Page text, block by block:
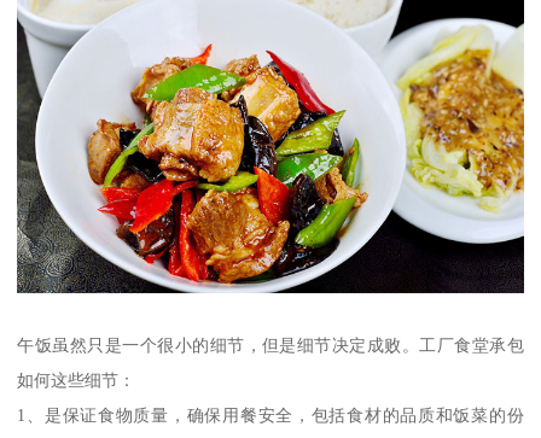
午饭虽然只是一个很小的细节，但是细节决定成败。工厂食堂承包
如何这些细节：
1、是保证食物质量，确保用餐安全，包括食材的品质和饭菜的份